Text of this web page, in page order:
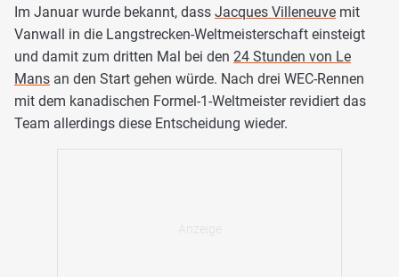
Im Januar wurde bekannt, dass Jacques Villeneuve mit
Vanwall in die Langstrecken-Weltmeisterschaft einsteigt
und damit zum dritten Mal bei den 24 Stunden von Le
Mans an den Start gehen würde. Nach drei WEC-Rennen
mit dem kanadischen Formel-1-Weltmeister revidiert das
Team allerdings diese Entscheidung wieder.